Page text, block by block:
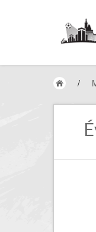
/